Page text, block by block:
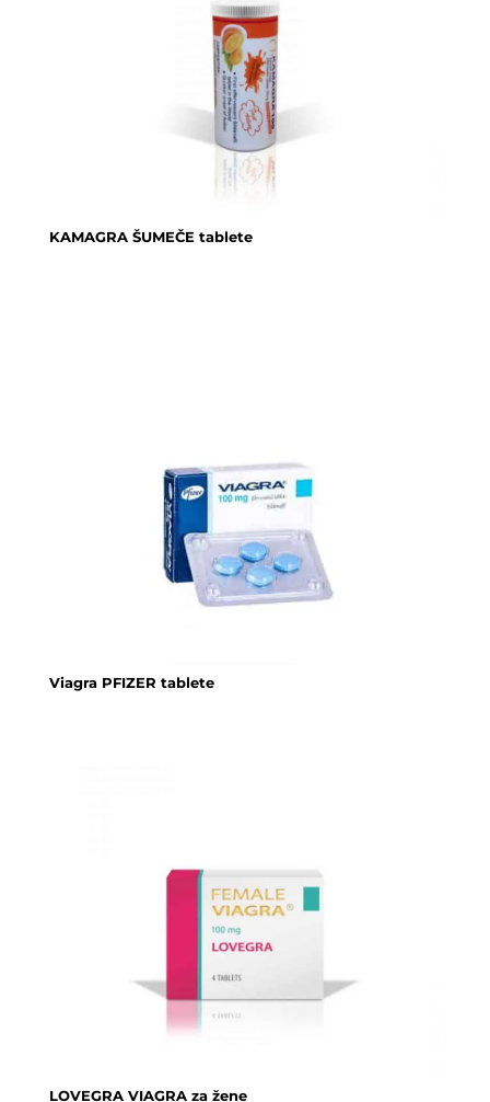
KAMAGRA ŠUMEČE tablete
Viagra PFIZER tablete
LOVEGRA VIAGRA za žene